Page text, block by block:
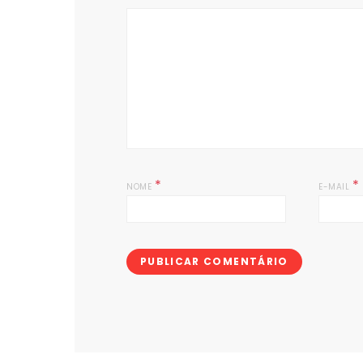
NOME * E-MAIL *